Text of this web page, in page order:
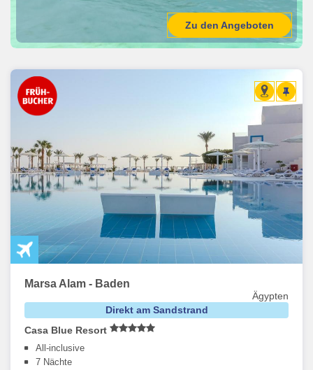
Zu den Angeboten
Marsa Alam - Baden
Ägypten
Direkt am Sandstrand
Casa Blue Resort
All-inclusive
7 Nächte